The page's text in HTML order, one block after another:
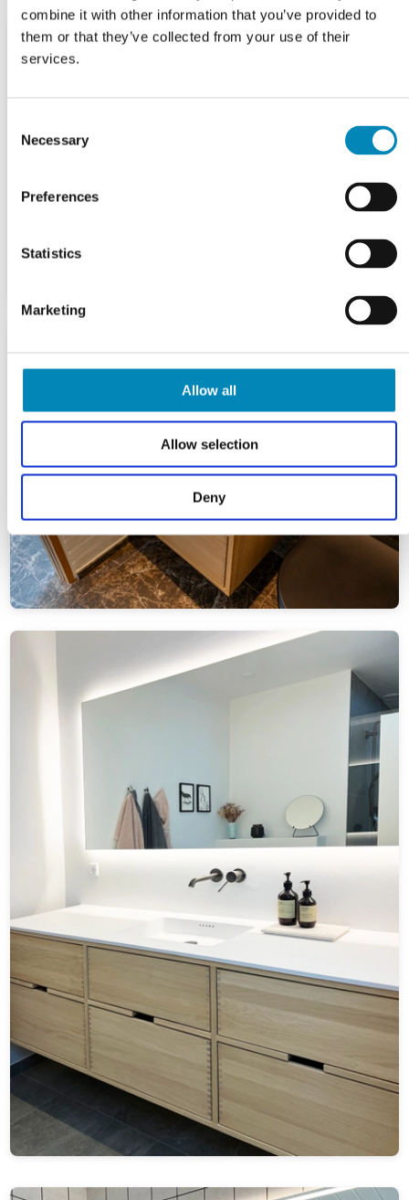
combine it with other information that you’ve provided to
them or that they’ve collected from your use of their
services.
Selection
Necessary
Preferences
Statistics
Marketing
Allow all
Allow selection
Deny